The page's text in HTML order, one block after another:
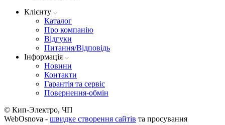
Клієнту
Каталог
Про компанію
Вiдгуки
Питання/Відповідь
Iнформацiя
Новини
Контакти
Гарантія та сервіс
Повернення-обмін
© Кип-Электро, ЧП
WebOsnova - швидке створення сайтів та просування